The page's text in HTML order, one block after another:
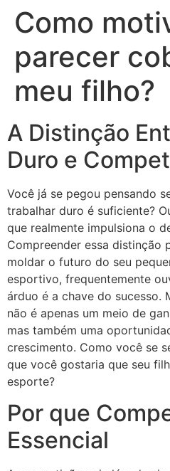
Como
parecer
meu filho?
A Distinção
Duro e
Você já se pegou pensando
trabalhar duro é suficiente?
que realmente impulsiona o
Compreender essa distinção
moldar o futuro do seu
esportivo, frequentemente
árduo é a chave do sucesso.
não é apenas um meio de
mas também uma
crescimento. Como você se
que você gostaria que seu
esporte?
Por que
Essencial